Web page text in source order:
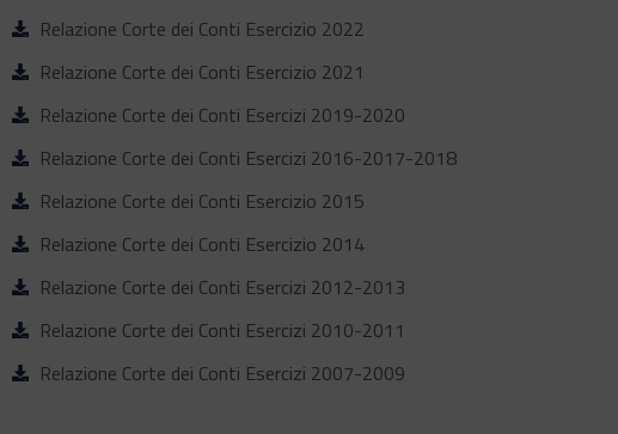
Relazione Corte dei Conti Esercizio 2022
Relazione Corte dei Conti Esercizio 2021
Relazione Corte dei Conti Esercizi 2019-2020
Relazione Corte dei Conti Esercizi 2016-2017-2018
Relazione Corte dei Conti Esercizio 2015
Relazione Corte dei Conti Esercizio 2014
Relazione Corte dei Conti Esercizi 2012-2013
Relazione Corte dei Conti Esercizi 2010-2011
Relazione Corte dei Conti Esercizi 2007-2009